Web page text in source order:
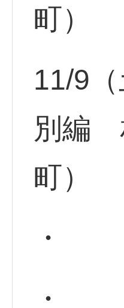
町）
11/9
別編
町）
・
・